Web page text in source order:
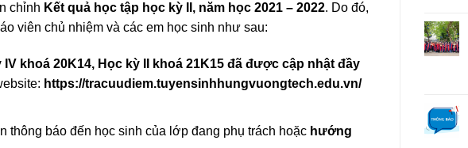
chỉnh Kết quả học tập học kỳ II, năm học 2021 – 2022. Do đó,
viên chủ nhiệm và các em học sinh như sau:
IVkhoá 20K14, Học kỳ I
khoá 21K15 đã được cập nhật đầy
https://tracuudiem.tuyensinhhungvuongtech.edu.vn/
thông báo đến học sinh của lớp đang phụ trách hoặc hướng